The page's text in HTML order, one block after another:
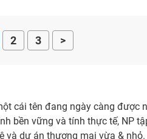
2 3 >
cái tên đang ngày càng được
bền vững và tính thực tế, NP
và dự án thương mại vừa & nhỏ.